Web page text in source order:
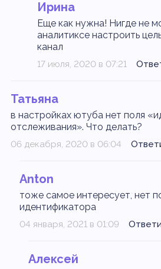
Ирина
Еще как нужна! Нигде не
аналитиксе настроить
канал
17 июля, 2020 в 07:21
Татьяна
в настройках ютуба нет поля
отслеживания». Что делать?
06 декабря, 2020 в 06:04
Anton
тоже самое интересует, нет
идентификатора
04 января, 2021 в 01:09
Алексей